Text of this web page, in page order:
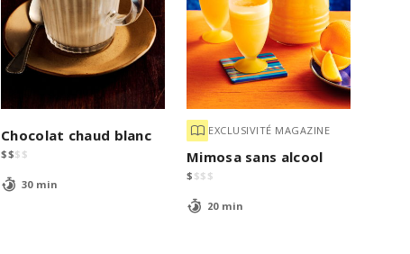
Chocolat chaud blanc
$$$ $
30 min
EXCLUSIVITÉ MAGAZINE
Mimosa sans alcool
$ $$ $
20 min